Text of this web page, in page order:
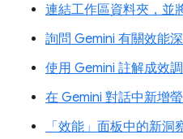
連結工作區資料夾，並
詢問 Gemini 有關效能
使用 Gemini 註解成效
在 Gemini 對話中新增
「效能」面板中的新洞